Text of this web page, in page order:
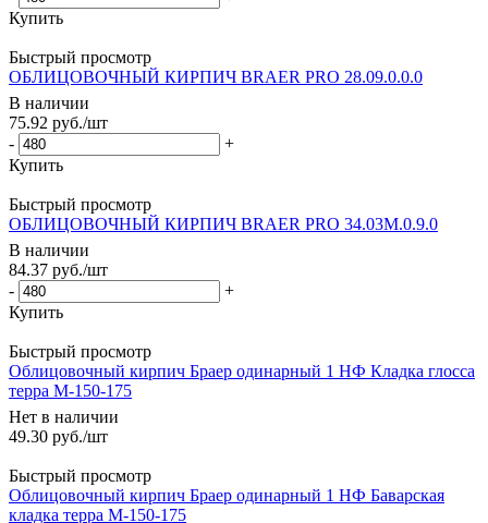
Купить
Быстрый просмотр
ОБЛИЦОВОЧНЫЙ КИРПИЧ BRAER PRO 28.09.0.0.0
В наличии
75.92 руб./шт
-
+
Купить
Быстрый просмотр
ОБЛИЦОВОЧНЫЙ КИРПИЧ BRAER PRO 34.03М.0.9.0
В наличии
84.37 руб./шт
-
+
Купить
Быстрый просмотр
Облицовочный кирпич Браер одинарный 1 НФ Кладка глосса
терра М-150-175
Нет в наличии
49.30 руб./шт
Быстрый просмотр
Облицовочный кирпич Браер одинарный 1 НФ Баварская
кладка терра М-150-175